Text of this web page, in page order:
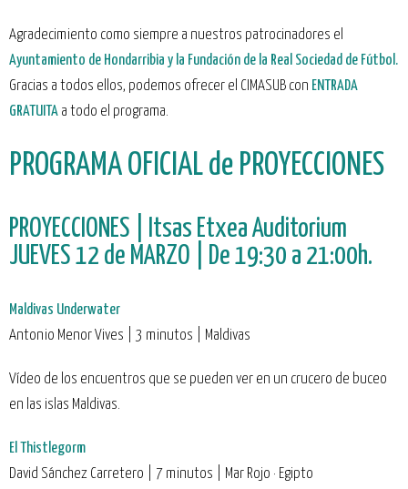
Agradecimiento como siempre a nuestros patrocinadores el
Ayuntamiento de Hondarribia y la Fundación de la Real Sociedad de Fútbol.
Gracias a todos ellos, podemos ofrecer el CIMASUB con ENTRADA
GRATUITA a todo el programa.
PROGRAMA OFICIAL de PROYECCIONES
PROYECCIONES | Itsas Etxea Auditorium
JUEVES 12 de MARZO | De 19:30 a 21:00h.
Maldivas Underwater
Antonio Menor Vives | 3 minutos | Maldivas
Vídeo de los encuentros que se pueden ver en un crucero de buceo
en las islas Maldivas.
El Thistlegorm
David Sánchez Carretero | 7 minutos | Mar Rojo · Egipto